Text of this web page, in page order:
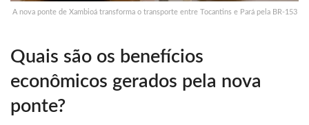
A nova ponte de Xambioá transforma o transporte entre Tocantins e Pará pela BR-153
Quais são os benefícios
econômicos gerados pela nova
ponte?